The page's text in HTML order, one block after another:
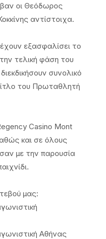
οι Θεόδωρος
αντίστοιχα.
έχουν εξασφαλίσει το
τελική φάση του
συνολικό
του Πρωταθλητή
Casino Mont
και σε όλους
με την παρουσία
μας:
Αθήνας